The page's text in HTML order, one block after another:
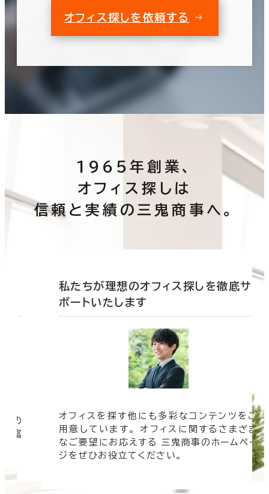
オフィス探しを依頼する
1965年創業、
オフィス探しは
信頼と実績の三鬼商事へ。
の
豊富
私たちが理想のオフィス探しを徹底サ
ポートいたします
オフィスを探す他にも多彩なコンテンツをご
用意しています。 オフィスに関するさまざま
なご要望にお応えする 三鬼商事のホームペー
ジをぜひお役立てください。